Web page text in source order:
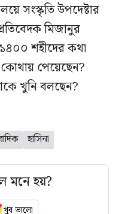
সংস্কৃতি উপদেষ্টার
মিজানুর
শহীদের কথা
পেয়েছেন?
খুনি বলছেন?
হাসিনা
মনে হয়?
খুব ভালো